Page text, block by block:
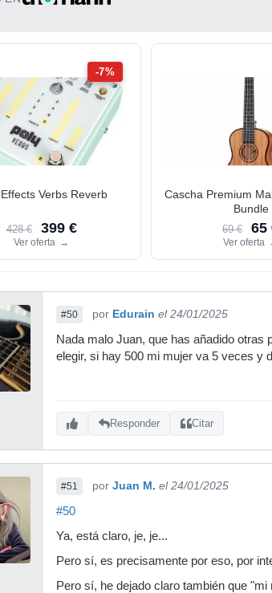
-7%
Verbs Reverb
428 € 399 €
Ver oferta →
Cascha Premium
Bundle
69 € 65
Ver oferta
#50 por Edurain el 24/01/2025
Nada malo Juan, que has añadido otras
elegir, si hay 500 mi mujer va 5 veces y
Responder Citar
#51 por Juan M. el 24/01/2025
#50
Ya, está claro, je, je...
Pero sí, es precisamente por eso, por
Pero sí, he dejado claro también que